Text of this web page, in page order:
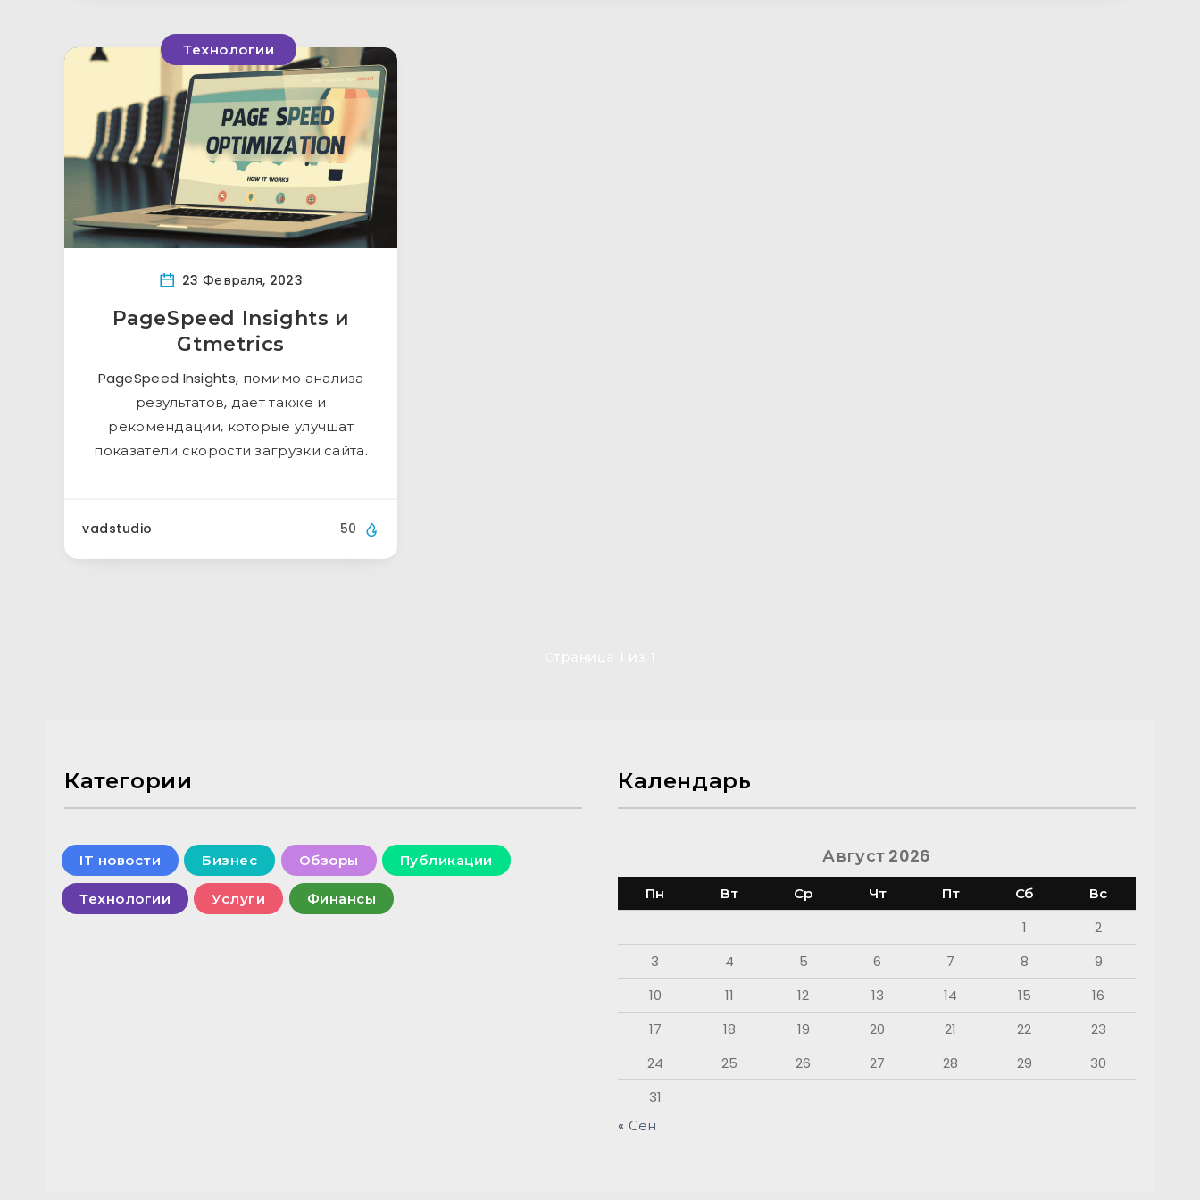
Технологии
23 Февраля, 2023
PageSpeed Insights и
Gtmetrics
PageSpeed Insights, помимо анализа
результатов, дает также и
рекомендации, которые улучшат
показатели скорости загрузки сайта.
vadstudio 50
Страница 1 из 1
Категории
IT новости Бизнес Обзоры Публикации
Технологии Услуги Финансы
Календарь
Август 2026
Пн Вт Ср Чт Пт Сб
Вс
1
2
3
4 5 6 7 8
9
10
11 12 13 14 15
16
17
18 19 20 21 22
23
24
25 26 27 28 29
30
31
« Сен